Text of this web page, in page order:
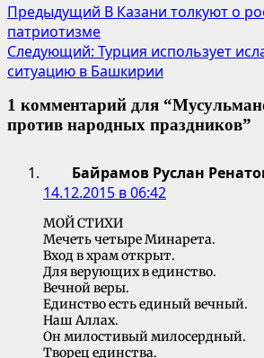
Предыдущий В Казани толкуют о
патриотизме
Следующий: Турция использует
ситуацию в Башкирии
1 комментарий для “
против народных праздников”
Байрамов Руслан
14.12.2015 в 06:42
МОЙ СТИХИ
Мечеть четыре Минарета.
Вход в храм открыт.
Для верующих в единство.
Вечной веры.
Единство есть единый вечный.
Наш Аллах.
Он милостивый милосердный.
Творец единства.